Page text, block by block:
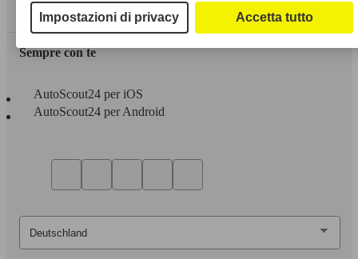
Area rivenditori
Sempre con te
AutoScout24 per iOS
AutoScout24 per Android
Impostazioni di privacy Accetta tutto